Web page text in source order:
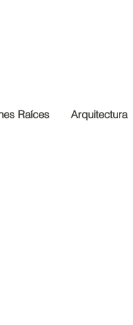
Raíces Arquitectura